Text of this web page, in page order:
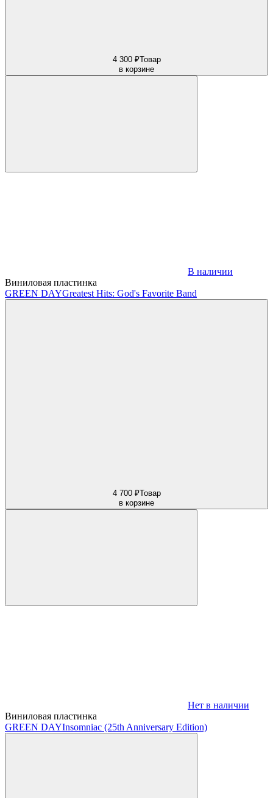
4 300 ₽Товар
в корзине
В наличии
Виниловая пластинка
GREEN DAYGreatest Hits: God's Favorite Band
4 700 ₽Товар
в корзине
Нет в наличии
Виниловая пластинка
GREEN DAYInsomniac (25th Anniversary Edition)